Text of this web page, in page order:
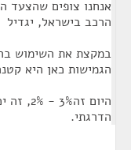
אנחנו צופים שהצעד
הרכב בישראל, יגדיל
במקצת את השימוש
הגמישות כאן היא
הדרגתי.